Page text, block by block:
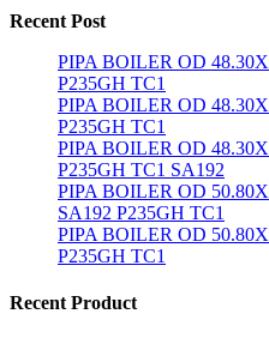
Recent Post
PIPA BOILER OD
P235GH TC1
PIPA BOILER OD
P235GH TC1
PIPA BOILER OD
P235GH TC1 SA192
PIPA BOILER OD
SA192 P235GH TC1
PIPA BOILER OD
P235GH TC1
Recent Product